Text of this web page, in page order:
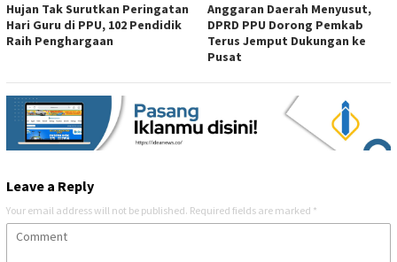
Hujan Tak Surutkan Peringatan
Hari Guru di PPU, 102 Pendidik
Raih Penghargaan
Anggaran Daerah Menyusut,
DPRD PPU Dorong Pemkab
Terus Jemput Dukungan ke
Pusat
Leave a Reply
Your email address will not be published. Required fields are marked *